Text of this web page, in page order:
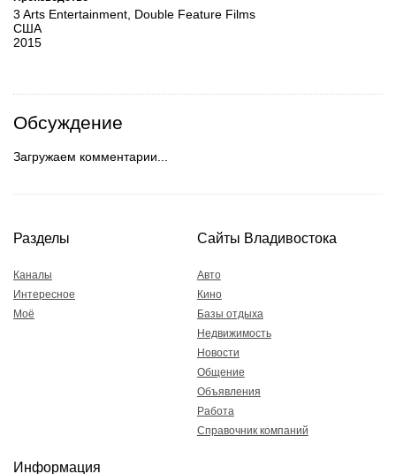
3 Arts Entertainment, Double Feature Films
США
2015
Обсуждение
Загружаем комментарии...
Разделы
Каналы
Интересное
Моё
Сайты Владивостока
Авто
Кино
Базы отдыха
Недвижимость
Новости
Общение
Объявления
Работа
Справочник компаний
Информация